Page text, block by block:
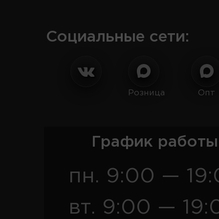
Социальные сети:
Розница Опт
График
пн. 9:00 —
вт. 9:00 —